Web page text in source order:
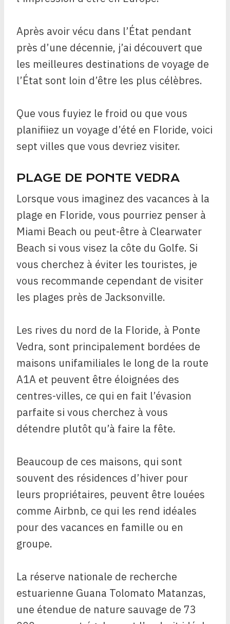
Après avoir vécu dans l’État pendant
près d’une décennie, j’ai découvert que
les meilleures destinations de voyage de
l’État sont loin d’être les plus célèbres.
Que vous fuyiez le froid ou que vous
planifiiez un voyage d’été en Floride, voici
sept villes que vous devriez visiter.
PLAGE DE PONTE VEDRA
Lorsque vous imaginez des vacances à la
plage en Floride, vous pourriez penser à
Miami Beach ou peut-être à Clearwater
Beach si vous visez la côte du Golfe. Si
vous cherchez à éviter les touristes, je
vous recommande cependant de visiter
les plages près de Jacksonville.
Les rives du nord de la Floride, à Ponte
Vedra, sont principalement bordées de
maisons unifamiliales le long de la route
A1A et peuvent être éloignées des
centres-villes, ce qui en fait l’évasion
parfaite si vous cherchez à vous
détendre plutôt qu’à faire la fête.
Beaucoup de ces maisons, qui sont
souvent des résidences d’hiver pour
leurs propriétaires, peuvent être louées
comme Airbnb, ce qui les rend idéales
pour des vacances en famille ou en
groupe.
La réserve nationale de recherche
estuarienne Guana Tolomato Matanzas,
une étendue de nature sauvage de 73